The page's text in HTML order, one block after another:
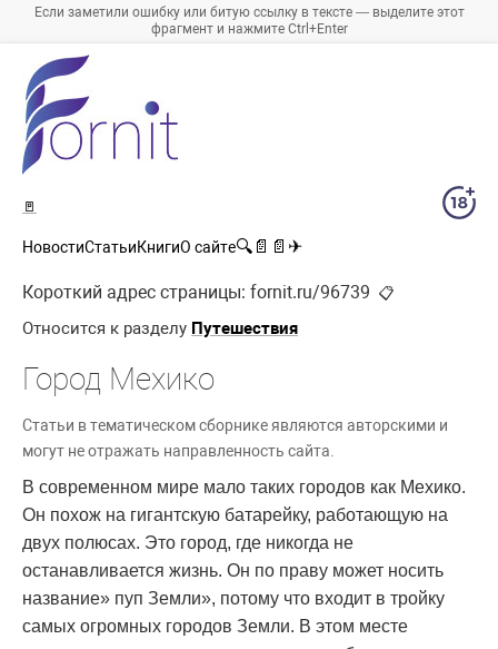
Если заметили ошибку или битую ссылку в тексте — выделите этот
фрагмент и нажмите Ctrl+Enter
🚪
НовостиСтатьиКнигиО сайте🔍 📄 📄 ✈
Короткий адрес страницы: fornit.ru/96739 📋
Относится к разделу Путешествия
Город Мехико
Статьи в тематическом сборнике являются авторскими и
могут не отражать направленность сайта.
В современном мире мало таких городов как Мехико.
Он похож на гигантскую батарейку, работающую на
двух полюсах. Это город, где никогда не
останавливается жизнь. Он по праву может носить
название» пуп Земли», потому что входит в тройку
самых огромных городов Земли. В этом месте